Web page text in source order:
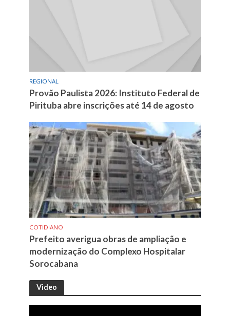
REGIONAL
Provão Paulista 2026: Instituto Federal de
Pirituba abre inscrições até 14 de agosto
COTIDIANO
Prefeito averigua obras de ampliação e
modernização do Complexo Hospitalar
Sorocabana
Video